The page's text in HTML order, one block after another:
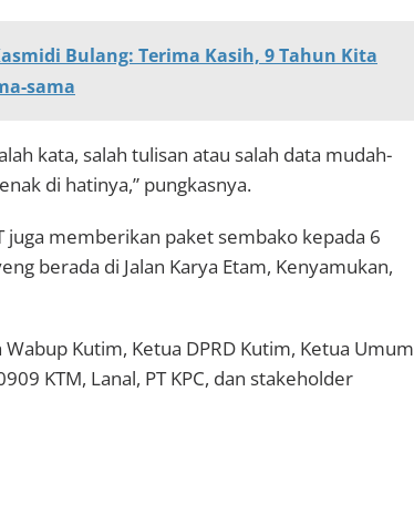
Bulang: Terima Kasih, 9 Tahun Kita
sama
kata, salah tulisan atau salah data mudah-
di hatinya,” pungkasnya.
juga memberikan paket sembako kepada 6
berada di Jalan Karya Etam, Kenyamukan,
Kutim, Ketua DPRD Kutim, Ketua Umum
KTM, Lanal, PT KPC, dan stakeholder